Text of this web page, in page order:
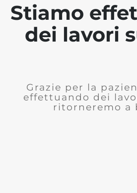
Stiamo
dei lavori
Grazie per la
effettuando dei
ritorneremo a